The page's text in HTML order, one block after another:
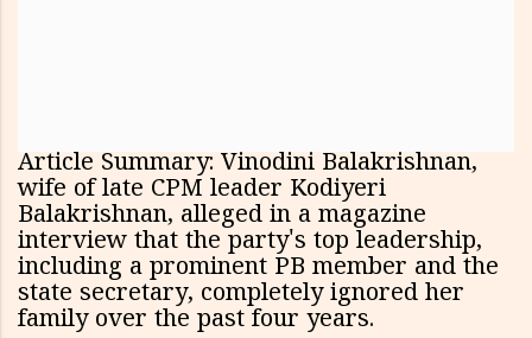
Article Summary: Vinodini Balakrishnan,
wife of late CPM leader Kodiyeri
Balakrishnan, alleged in a magazine
interview that the party's top leadership,
including a prominent PB member and the
state secretary, completely ignored her
family over the past four years.